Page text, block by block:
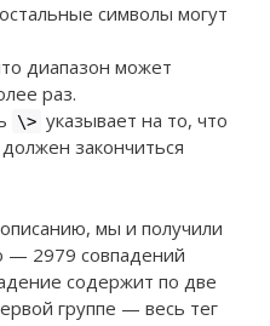
символы могут
диапазон может
раз.
\> указывает на то, что
закончиться
мы и получили
— 2979 совпадений
содержит по две
группе — весь тег